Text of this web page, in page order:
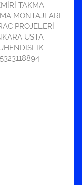
TAKMA
MONTAJLARI
PROJELERİ
USTA